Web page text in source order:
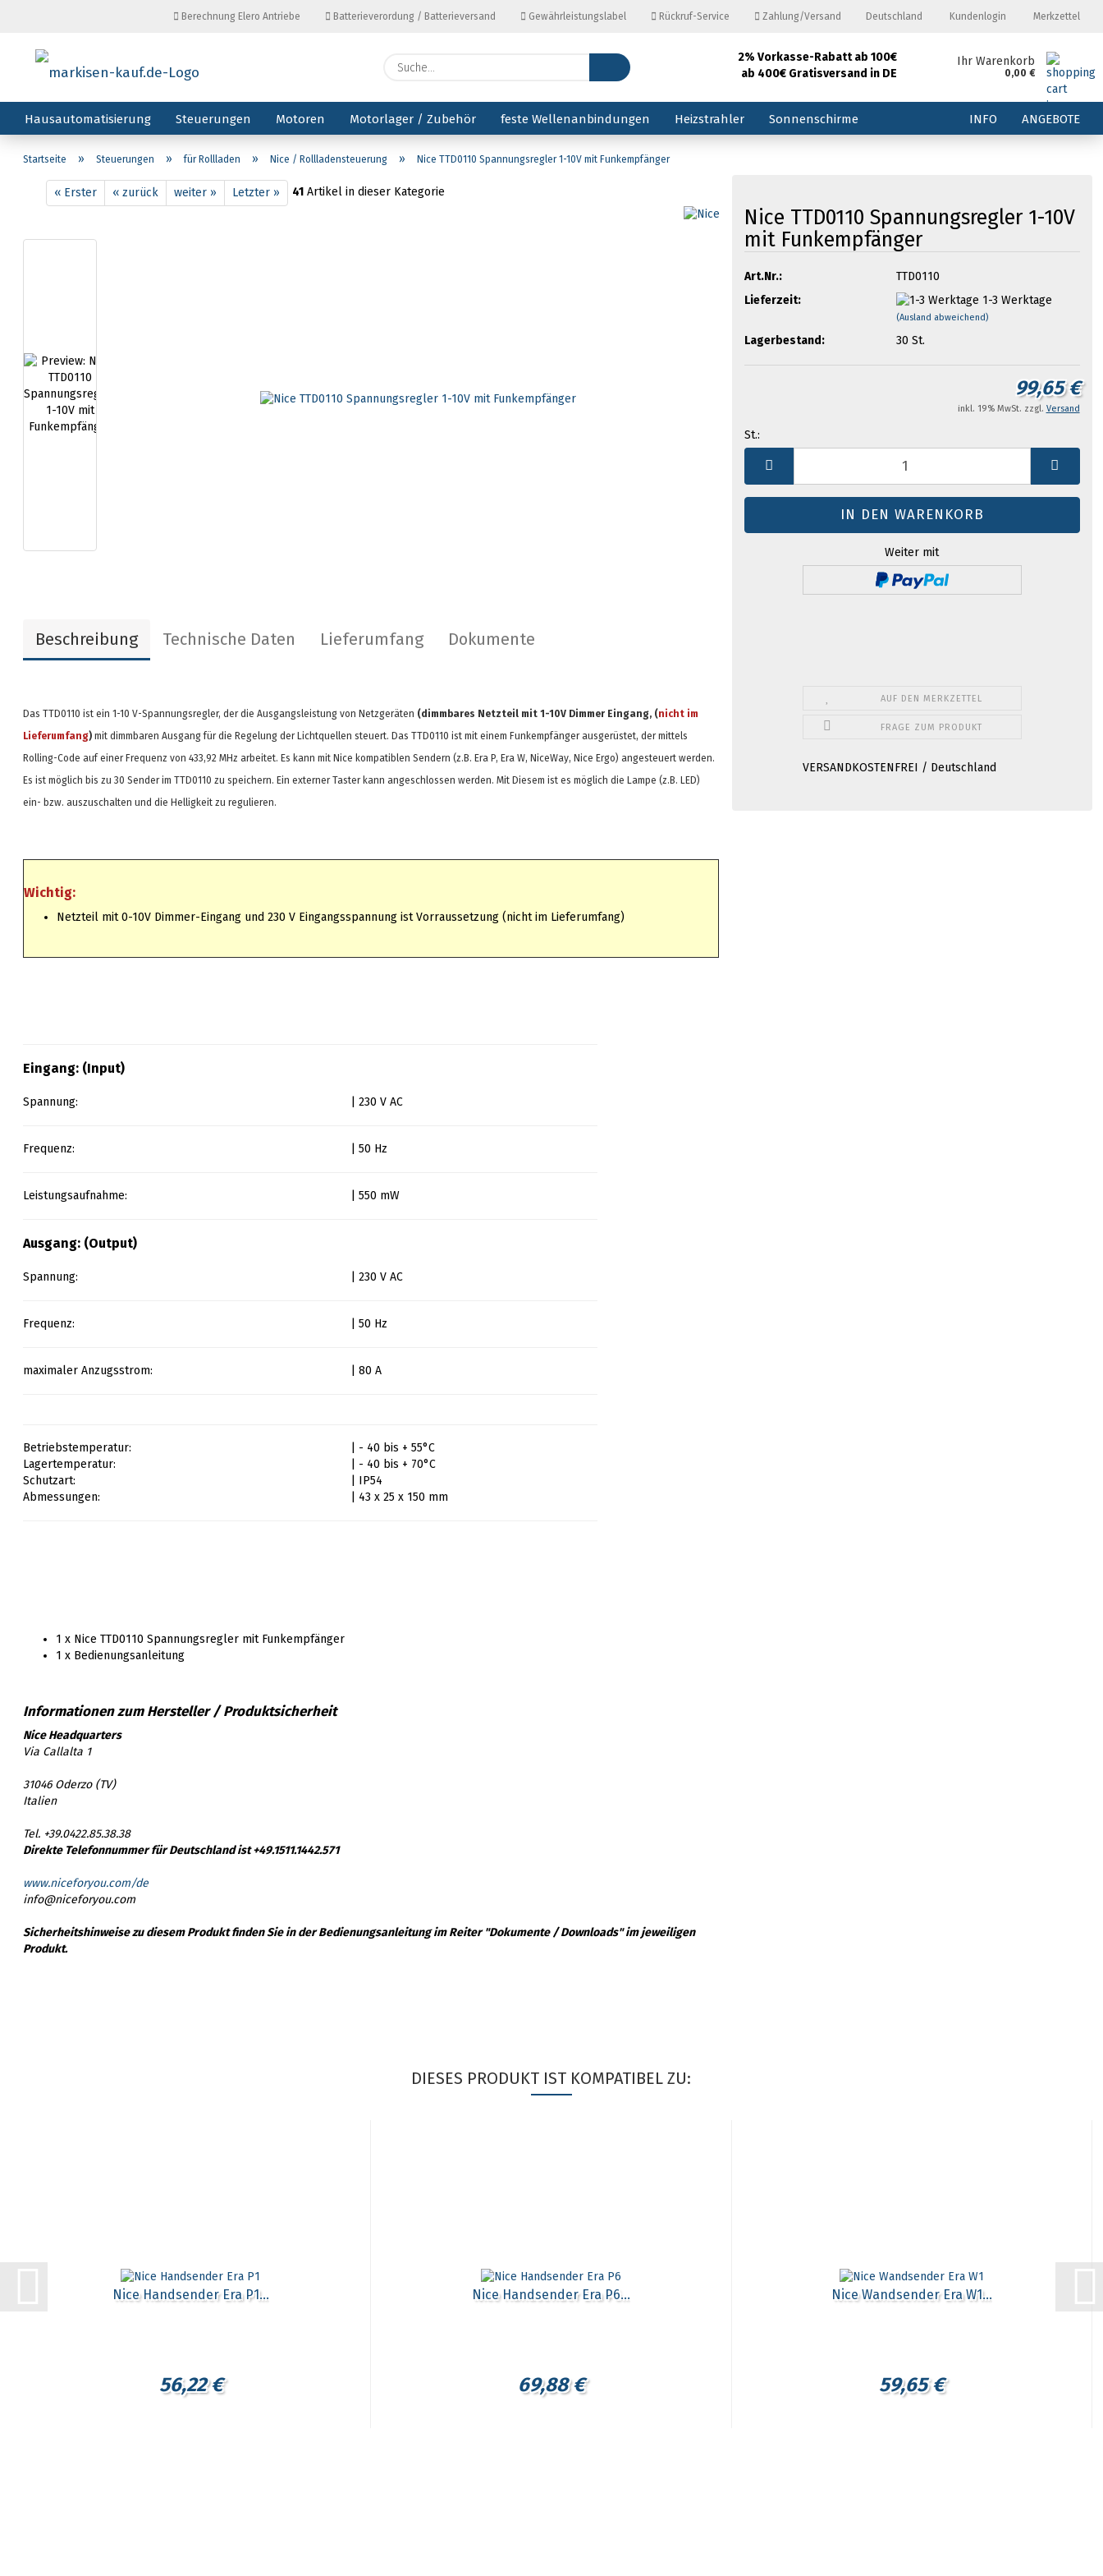
Berechnung Elero Antriebe Batterieverordung / Batterieversand Gewährleistungslabel Rückruf-Service Zahlung/Versand Deutschland
Lieferland
Kundenlogin
Konto erstellen
Passwort vergessen?
Merkzettel
Suche...
2% Vorkasse-Rabatt ab 100€
ab 400€ Gratisversand in DE
Ihr Warenkorb
0,00 €
Hausautomatisierung Steuerungen Motoren Motorlager / Zubehör feste Wellenanbindungen Heizstrahler Sonnenschirme INFO ANGEBOTE
Startseite » Steuerungen » für Rollladen » Nice / Rollladensteuerung » Nice TTD0110 Spannungsregler 1-10V mit Funkempfänger
« Erster « zurück weiter » Letzter » 41 Artikel in dieser Kategorie
Nice TTD0110 Spannungsregler 1-10V
mit Funkempfänger
Art.Nr.:
TTD0110
Lieferzeit:
1-3 Werktage
(Ausland abweichend)
Lagerbestand: 30 St.
99,65 €
inkl. 19% MwSt. zzgl. Versand
St.:
Weiter mit
AUF DEN MERKZETTEL
FRAGE ZUM PRODUKT
VERSANDKOSTENFREI / Deutschland
Beschreibung Technische Daten Lieferumfang Dokumente
Das TTD0110 ist ein 1-10 V-Spannungsregler, der die Ausgangsleistung von Netzgeräten (dimmbares Netzteil mit 1-10V Dimmer Eingang, (nicht im
Lieferumfang) mit dimmbaren Ausgang für die Regelung der Lichtquellen steuert. Das TTD0110 ist mit einem Funkempfänger ausgerüstet, der mittels
Rolling-Code auf einer Frequenz von 433,92 MHz arbeitet. Es kann mit Nice kompatiblen Sendern (z.B. Era P, Era W, NiceWay, Nice Ergo) angesteuert werden.
Es ist möglich bis zu 30 Sender im TTD0110 zu speichern. Ein externer Taster kann angeschlossen werden. Mit Diesem ist es möglich die Lampe (z.B. LED)
ein- bzw. auszuschalten und die Helligkeit zu regulieren.
Wichtig:
Netzteil mit 0-10V Dimmer-Eingang und 230 V Eingangsspannung ist Vorraussetzung (nicht im Lieferumfang)
Eingang: (Input)
Spannung: | 230 V AC
Frequenz: | 50 Hz
Leistungsaufnahme: | 550 mW
Ausgang: (Output)
Spannung: | 230 V AC
Frequenz: | 50 Hz
maximaler Anzugsstrom: | 80 A
Betriebstemperatur:
| - 40 bis + 55°C
Lagertemperatur:
| - 40 bis + 70°C
Schutzart:
| IP54
Abmessungen:
| 43 x 25 x 150 mm
1 x Nice TTD0110 Spannungsregler mit Funkempfänger
1 x Bedienungsanleitung
Nice Headquarters
Via Callalta 1
31046 Oderzo (TV)
Italien
Tel. +39.0422.85.38.38
Direkte Telefonnummer für Deutschland ist +49.1511.1442.571
www.niceforyou.com/de
info@niceforyou.com
Sicherheitshinweise zu diesem Produkt finden Sie in der Bedienungsanleitung im Reiter "Dokumente / Downloads" im jeweiligen
Produkt.
DIESES PRODUKT IST KOMPATIBEL ZU:
Nice Handsender Era P1...
56,22 €
Nice Handsender Era P6...
69,88 €
Nice Wandsender Era W1...
59,65 €